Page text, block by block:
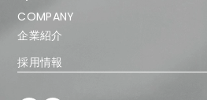
COMPANY
企業紹介
採用情報